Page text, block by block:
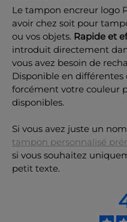
Le tampon encreur logo
avoir chez soit pour
ou vos objets. Rapide et
introduit directement
vous avez besoin de
Disponible en différentes
forcément votre couleur
disponibles.
Si vous avez juste un
tampon personnalisé
si vous souhaitez
petit texte.